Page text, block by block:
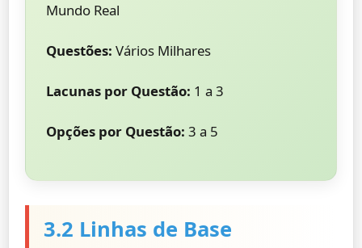
Mundo Real
Questões: Vários Milhares
Lacunas por Questão: 1 a 3
Opções por Questão: 3 a 5
3.2 Linhas de Base